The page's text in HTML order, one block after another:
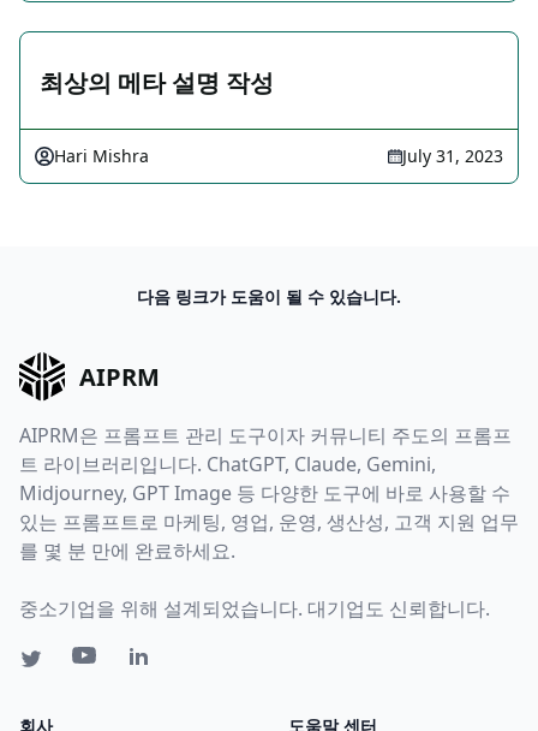
최상의 메타 설명 작성
Hari Mishra July 31, 2023
다음 링크가 도움이 될 수 있습니다.
AIPRM
AIPRM은 프롬프트 관리 도구이자 커뮤니티 주도의 프롬프
트 라이브러리입니다. ChatGPT, Claude, Gemini,
Midjourney, GPT Image 등 다양한 도구에 바로 사용할 수
있는 프롬프트로 마케팅, 영업, 운영, 생산성, 고객 지원 업무
를 몇 분 만에 완료하세요.
중소기업을 위해 설계되었습니다. 대기업도 신뢰합니다.
회사 도움말 센터